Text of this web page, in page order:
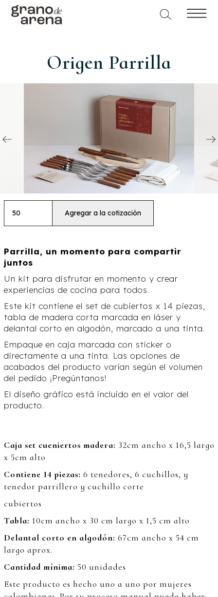
Origen Parrilla
Parrilla, un momento para compartir
juntos
Un kit para disfrutar en momento y crear
experiencias de cocina para todos.
Este kit contiene el set de cubiertos x 14 piezas,
tabla de madera corta marcada en láser y
delantal corto en algodón, marcado a una tinta.
Empaque en caja marcada con sticker o
directamente a una tinta. Las opciones de
acabados del producto varían según el volumen
del pedido ¡Pregúntanos!
El diseño gráfico está incluido en el valor del
producto.
Caja set cueniertos madera: 32cm ancho x 16,5 largo
x 5cm alto
Contiene 14 piezas: 6 tenedores, 6 cuchillos, y
tenedor parrillero y cuchillo corte
cubiertos
Tabla: 10cm ancho x 30 cm largo x 1,5 cm alto
Delantal corto en algodón: 67cm ancho x 54 cm
largo aprox.
Cantidad mínima: 50 unidades
Este producto es hecho uno a uno por mujeres